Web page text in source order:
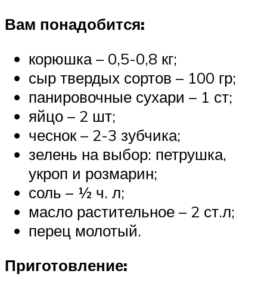
Вам понадобится:
корюшка – 0,5-0,8 кг;
сыр твердых сортов – 100 гр;
панировочные сухари – 1 ст;
яйцо – 2 шт;
чеснок – 2-3 зубчика;
зелень на выбор: петрушка,
укроп и розмарин;
соль – ½ ч. л;
масло растительное – 2 ст.л;
перец молотый.
Приготовление: